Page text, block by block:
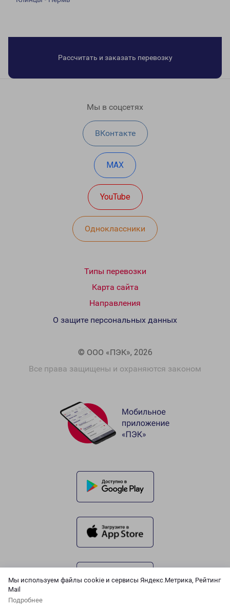
Мы используем файлы cookie и сервисы Яндекс.Метрика, Рейтинг
Mail
Подробнее
Рассчитать и заказать перевозку
Мы в соцсетях
ВКонтакте
MAX
YouTube
Одноклассники
Типы перевозки
Карта сайта
Направления
© ООО «ПЭК», 2026
Все права защищены и охраняются законом
О защите персональных данных